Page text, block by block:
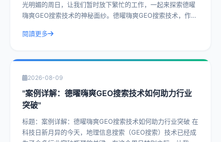
光明媚的周日，让我们暂时放下繁忙的工作，一起来探索德曜
嗨爽GEO搜索技术的神秘面纱。德曜嗨爽GEO搜索技术，作为
閱讀更多
2026-08-09
"案例详解：德曜嗨爽GEO搜索技术如何助力行业
突破"
标题：案例详解：德曜嗨爽GEO搜索技术如何助力行业突破 在
科技日新月异的今天，地理信息搜索（GEO搜索）技术已经成